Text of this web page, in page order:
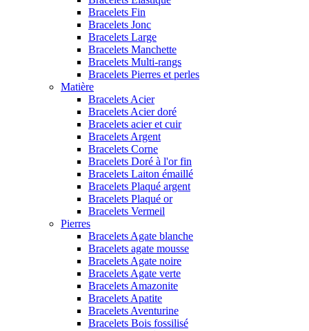
Bracelets Fin
Bracelets Jonc
Bracelets Large
Bracelets Manchette
Bracelets Multi-rangs
Bracelets Pierres et perles
Matière
Bracelets Acier
Bracelets Acier doré
Bracelets acier et cuir
Bracelets Argent
Bracelets Corne
Bracelets Doré à l'or fin
Bracelets Laiton émaillé
Bracelets Plaqué argent
Bracelets Plaqué or
Bracelets Vermeil
Pierres
Bracelets Agate blanche
Bracelets agate mousse
Bracelets Agate noire
Bracelets Agate verte
Bracelets Amazonite
Bracelets Apatite
Bracelets Aventurine
Bracelets Bois fossilisé